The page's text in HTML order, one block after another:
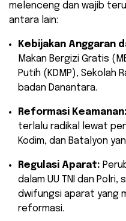
melenceng dan wajib
antara lain:
Kebijakan Anggaran
Makan Bergizi Gratis
Putih (KDMP), Sekolah
badan Danantara.
Reformasi Keamanan:
terlalu radikal lewat
Kodim, dan Batalyon
Regulasi Aparat:
dalam UU TNI dan
dwifungsi aparat yang
reformasi.